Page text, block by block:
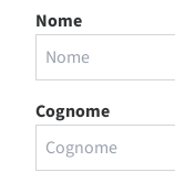
Nome
Cognome